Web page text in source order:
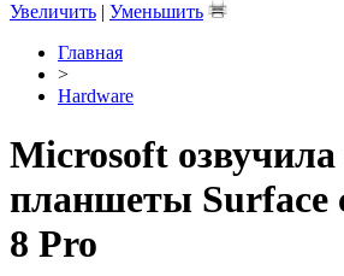
Увеличить | Уменьшить
Главная
>
Hardware
Microsoft
планшеты Surface
8 Pro